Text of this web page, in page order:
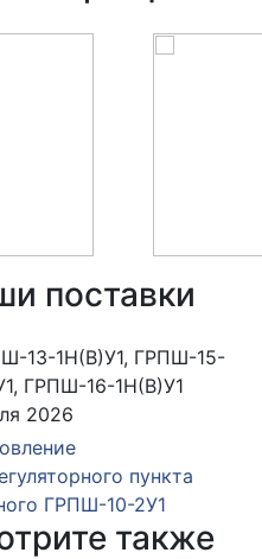
поставки
2026
пункта
ГРПШ-10-2У1
также